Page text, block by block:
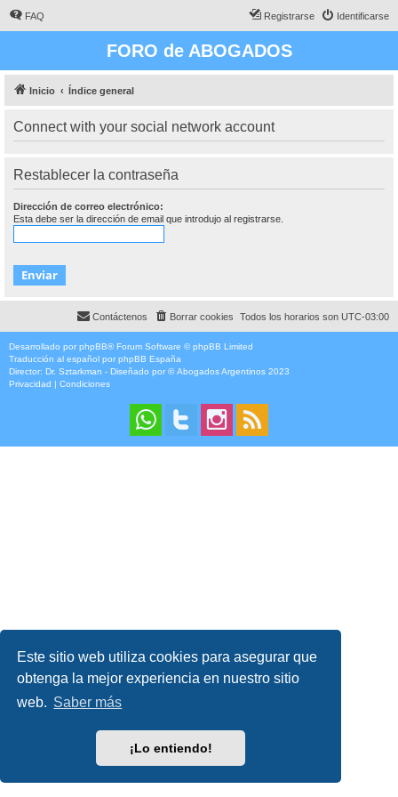
Este sitio web utiliza cookies para asegurar que
obtenga la mejor experiencia en nuestro sitio
web. Saber más
¡Lo entiendo!
FAQ Identificarse
Registrarse
FORO de ABOGADOS
Inicio Índice general
Connect with your social network account
Restablecer la contraseña
Dirección de correo electrónico:
Esta debe ser la dirección de email que introdujo al registrarse.
Todos los horarios son UTC-03:00
Borrar cookies
Contáctenos
Desarrollado por phpBB® Forum Software © phpBB Limited
Traducción al español por phpBB España
Director: Dr. Sztarkman - Diseñado por ©Abogados Argentinos 2023
Privacidad | Condiciones